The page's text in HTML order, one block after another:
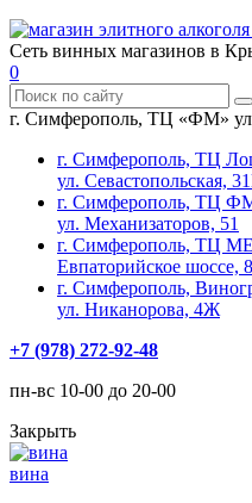
Сеть винных магазинов в
0
г. Симферополь, ТЦ «ФМ»
г. Симферополь, ТЦ
ул. Севастопольская,
г. Симферополь, ТЦ
ул. Механизаторов, 51
г. Симферополь, ТЦ
Евпаторийское шоссе, 8
г. Симферополь,
ул. Никанорова, 4Ж
+7 (978) 272-92-48
пн-вс 10-00 до 20-00
Закрыть
вина